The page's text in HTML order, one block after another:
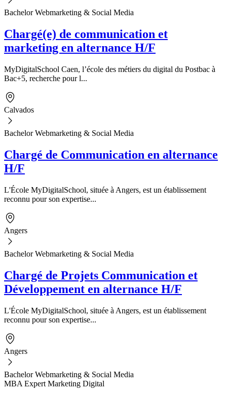
Bachelor Webmarketing & Social Media
Chargé(e) de communication et
marketing en alternance H/F
MyDigitalSchool Caen, l’école des métiers du digital du Postbac à
Bac+5, recherche pour l...
Calvados
Bachelor Webmarketing & Social Media
Chargé de Communication en alternance
H/F
L'École MyDigitalSchool, située à Angers, est un établissement
reconnu pour son expertise...
Angers
Bachelor Webmarketing & Social Media
Chargé de Projets Communication et
Développement en alternance H/F
L'École MyDigitalSchool, située à Angers, est un établissement
reconnu pour son expertise...
Angers
Bachelor Webmarketing & Social Media
MBA Expert Marketing Digital